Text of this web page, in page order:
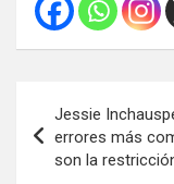
de
entradas
Jessie
errores más
son la